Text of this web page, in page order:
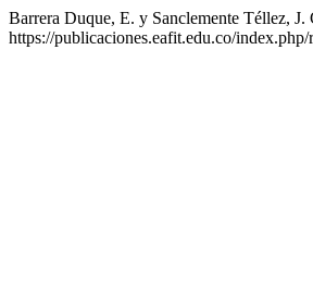
Barrera Duque, E. y Sanclemente Téllez,
https://publicaciones.eafit.edu.co/